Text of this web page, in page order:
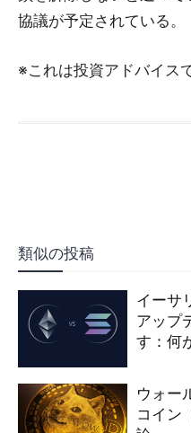
協議が予定されている。
※これは投資アドバイス
類似の投稿
イーサ
アップ
す：何
ウォー
コイン